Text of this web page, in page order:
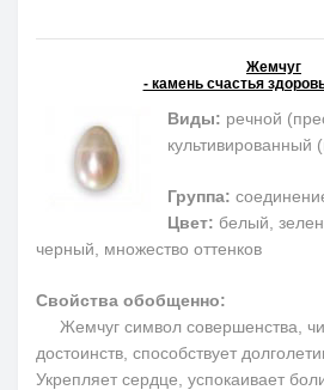
Жемчуг
- камень счастья
Виды: речной
Группа:
Цвет: белый,
черный, множество оттенков
Свойства обобщенно:
Жемчуг символ совершенства,
достоинств, способствует
Укрепляет сердце, успокаивает